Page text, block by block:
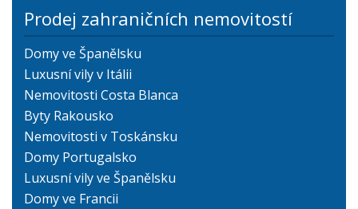
Prodej zahraničních nemovitostí
Domy ve Španělsku
Luxusní vily v Itálii
Nemovitosti Costa Blanca
Byty Rakousko
Nemovitosti v Toskánsku
Domy Portugalsko
Luxusní vily ve Španělsku
Domy ve Francii